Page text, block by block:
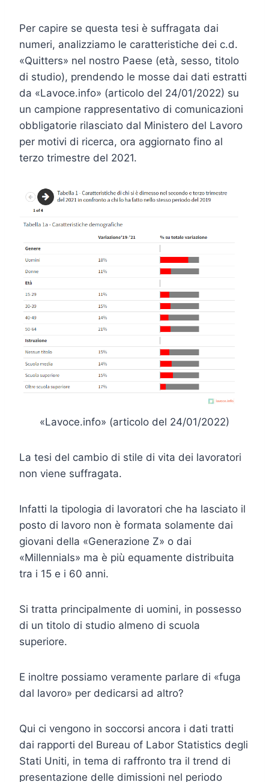
Per capire se questa tesi è suffragata dai
numeri, analizziamo le caratteristiche dei c.d.
«Quitters» nel nostro Paese (età, sesso, titolo
di studio), prendendo le mosse dai dati estratti
da «Lavoce.info» (articolo del 24/01/2022) su
un campione rappresentativo di comunicazioni
obbligatorie rilasciato dal Ministero del Lavoro
per motivi di ricerca, ora aggiornato fino al
terzo trimestre del 2021.
«Lavoce.info» (articolo del 24/01/2022)
La tesi del cambio di stile di vita dei lavoratori
non viene suffragata.
Infatti la tipologia di lavoratori che ha lasciato il
posto di lavoro non è formata solamente dai
giovani della «Generazione Z» o dai
«Millennials» ma è più equamente distribuita
tra i 15 e i 60 anni.
Si tratta principalmente di uomini, in possesso
di un titolo di studio almeno di scuola
superiore.
E inoltre possiamo veramente parlare di «fuga
dal lavoro» per dedicarsi ad altro?
Qui ci vengono in soccorsi ancora i dati tratti
dai rapporti del Bureau of Labor Statistics degli
Stati Uniti, in tema di raffronto tra il trend di
presentazione delle dimissioni nel periodo